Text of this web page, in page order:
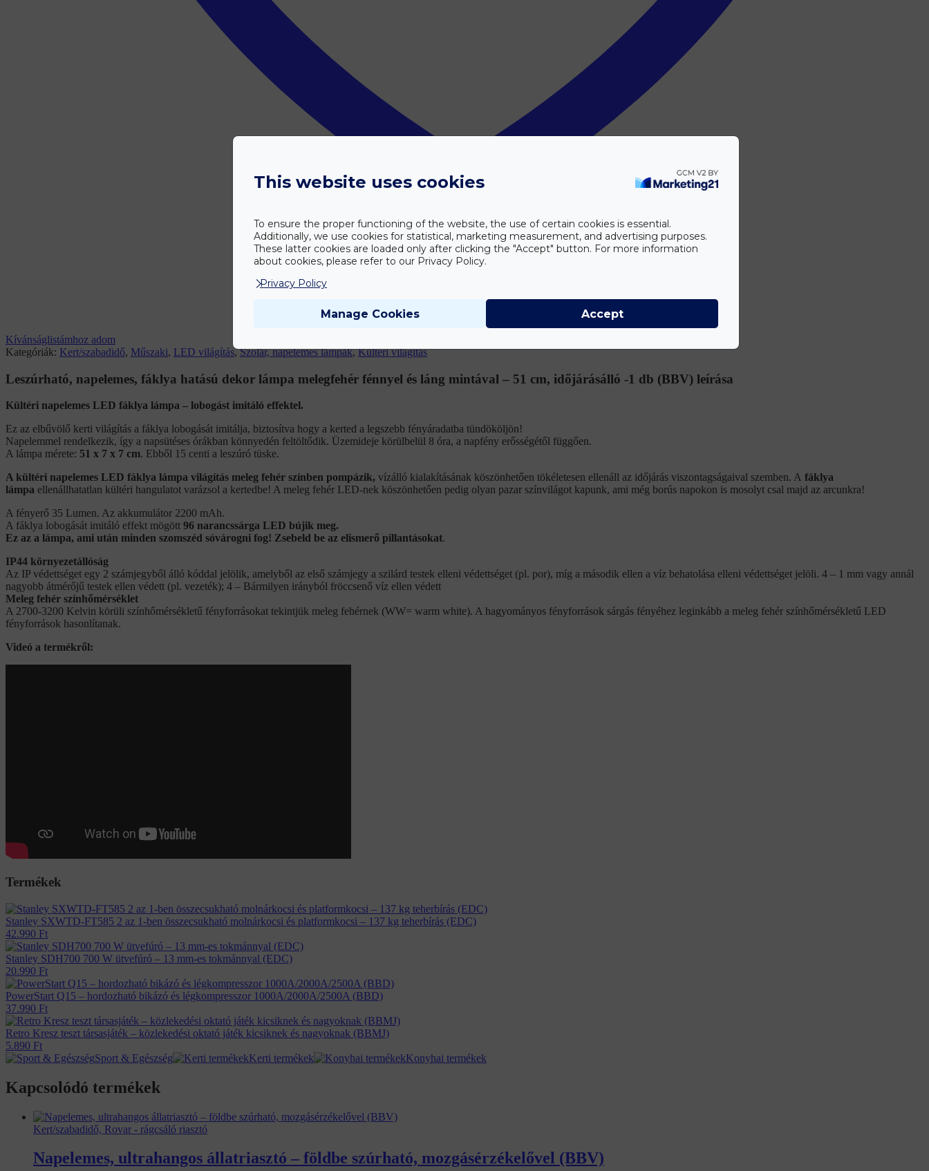
Kívánságlistámhoz adom
Kategóriák: Kert/szabadidő, Műszaki, LED világítás,Szolár, napelemes lámpák,Kültéri világítás
Leszúrható, napelemes, fáklya hatású dekor lámpa melegfehér fénnyel és láng mintával – 51 cm, időjárásálló -1 db (BBV) leírása
Kültéri napelemes LED fáklya lámpa – lobogást imitáló effektel.
Ez az elbűvölő kerti világítás a fáklya lobogását imitálja, biztosítva hogy a kerted a legszebb fényáradatba tündököljön!
Napelemmel rendelkezik, így a napsütéses órákban könnyedén feltöltődik. Üzemideje körülbelül 8 óra, a napfény erősségétől függően.
A lámpa mérete: 51 x 7 x 7 cm. Ebből 15 centi a leszúró tüske.
A kültéri napelemes LED fáklya lámpa világítás meleg fehér színben pompázik, vízálló kialakításának köszönhetően tökéletesen ellenáll az időjárás viszontagságaival szemben. A fáklya
lámpa ellenállhatatlan kültéri hangulatot varázsol a kertedbe! A meleg fehér LED-nek köszönhetően pedig olyan pazar színvilágot kapunk, ami még borús napokon is mosolyt csal majd az arcunkra!
A fényerő 35 Lumen. Az akkumulátor 2200 mAh.
A fáklya lobogását imitáló effekt mögött 96 narancssárga LED bújik meg.
Ez az a lámpa, ami után minden szomszéd sóvárogni fog! Zsebeld be az elismerő pillantásokat.
IP44 környezetállóság
Az IP védettséget egy 2 számjegyből álló kóddal jelölik, amelyből az első számjegy a szilárd testek elleni védettséget (pl. por), míg a második ellen a víz behatolása elleni védettséget jelöli. 4 – 1 mm vagy annál
nagyobb átmérőjű testek ellen védett (pl. vezeték); 4 – Bármilyen irányból fröccsenő víz ellen védett
Meleg fehér színhőmérséklet
A 2700-3200 Kelvin körüli színhőmérsékletű fényforrásokat tekintjük meleg fehérnek (WW= warm white). A hagyományos fényforrások sárgás fényéhez leginkább a meleg fehér színhőmérsékletű LED
fényforrások hasonlítanak.
Videó a termékről:
Termékek
Stanley SXWTD-FT585 2 az 1-ben összecsukható molnárkocsi és platformkocsi – 137 kg teherbírás (EDC)
42.990 Ft
Stanley SDH700 700 W ütvefúró – 13 mm-es tokmánnyal (EDC)
20.990 Ft
PowerStart Q15 – hordozható bikázó és légkompresszor 1000A/2000A/2500A (BBD)
37.990 Ft
Retro Kresz teszt társasjáték – közlekedési oktató játék kicsiknek és nagyoknak (BBMJ)
5.890 Ft
Sport & Egészség
Kerti termékek Konyhai termékek
Kapcsolódó termékek
Kert/szabadidő, Rovar - rágcsáló riasztó
Napelemes, ultrahangos állatriasztó – földbe szúrható, mozgásérzékelővel (BBV)
This website uses cookies
To ensure the proper functioning of the website, the use of certain cookies is essential.
Additionally, we use cookies for statistical, marketing measurement, and advertising purposes.
These latter cookies are loaded only after clicking the "Accept" button. For more information
about cookies, please refer to our Privacy Policy.
Privacy Policy
Manage Cookies Accept